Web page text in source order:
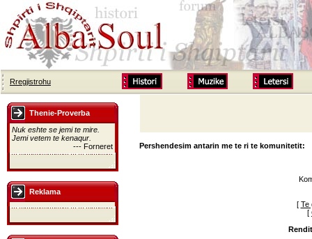
Rregjistrohu
Thenie-Proverba
Nuk eshte se jemi te mire.
Jemi vetem te kenaqur.
--- Forneret
Reklama
Pershendesim antarin me te ri te komunitetit:
[ Te
[